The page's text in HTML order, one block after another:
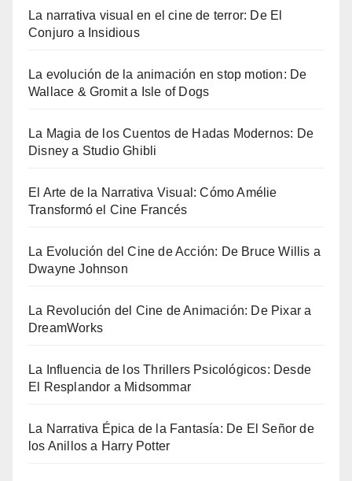
La narrativa visual en el cine de terror: De El
Conjuro a Insidious
La evolución de la animación en stop motion: De
Wallace & Gromit a Isle of Dogs
La Magia de los Cuentos de Hadas Modernos: De
Disney a Studio Ghibli
El Arte de la Narrativa Visual: Cómo Amélie
Transformó el Cine Francés
La Evolución del Cine de Acción: De Bruce Willis a
Dwayne Johnson
La Revolución del Cine de Animación: De Pixar a
DreamWorks
La Influencia de los Thrillers Psicológicos: Desde
El Resplandor a Midsommar
La Narrativa Épica de la Fantasía: De El Señor de
los Anillos a Harry Potter